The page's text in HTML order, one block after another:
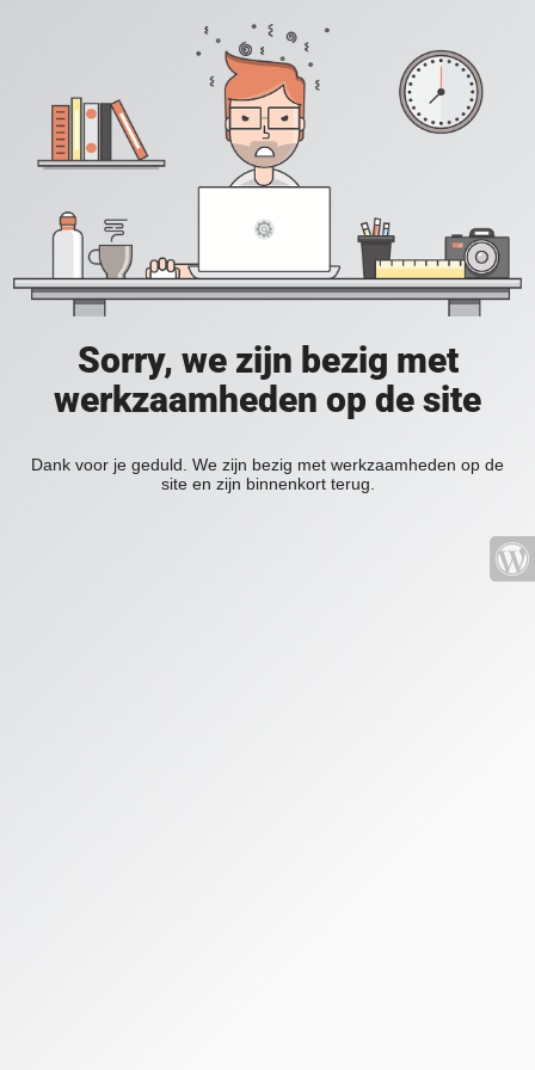
Sorry, we zijn bezig met
werkzaamheden op de site
Dank voor je geduld. We zijn bezig met werkzaamheden op de
site en zijn binnenkort terug.